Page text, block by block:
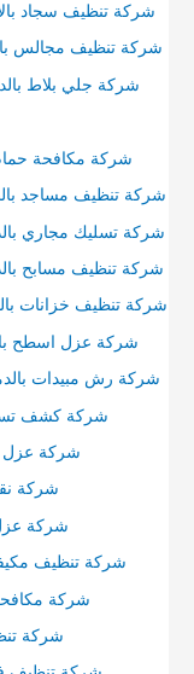
شركة تنظيف سجاد بالاحساء خصم 35%
شركة تنظيف مجالس بالاحساء خصم
شركة جلي بلاط بالدمام خصم 35%
شركة مكافحة حمام
شركة تنظيف مساجد بالدمام خصم 35%
شركة تسليك مجاري بالدمام خصم 35%
شركة تنظيف مسابح بالدمام خصم 35% اتصل
شركة تنظيف خزانات بالدمام خصم 35%
شركة عزل اسطح بالدمام خصم 35%
شركة رش مبيدات بالدمام خصم 35 % اتصل
شركة كشف
شركة عزل
شركة
شركة عزل
شركة تنظيف
شركة
شركة